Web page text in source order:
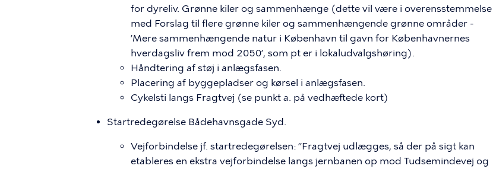
for dyreliv. Grønne kiler og sammenhænge (dette vil være i overensstemmelse
med Forslag til flere grønne kiler og sammenhængende grønne områder -
’Mere sammenhængende natur i København til gavn for Københavnernes
hverdagsliv frem mod 2050’, som pt er i lokaludvalgshøring).
Håndtering af støj i anlægsfasen.
Placering af byggepladser og kørsel i anlægsfasen.
Cykelsti langs Fragtvej (se punkt a. på vedhæftede kort)
Startredegørelse Bådehavnsgade Syd.
Vejforbindelse jf. startredegørelsen: ”Fragtvej udlægges, så der på sigt kan
etableres en ekstra vejforbindelse langs jernbanen op mod Tudsemindevej og